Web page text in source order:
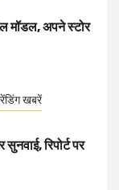
मॉडल, अपने स्टोर
खबरें
सुनवाई, रिपोर्ट पर